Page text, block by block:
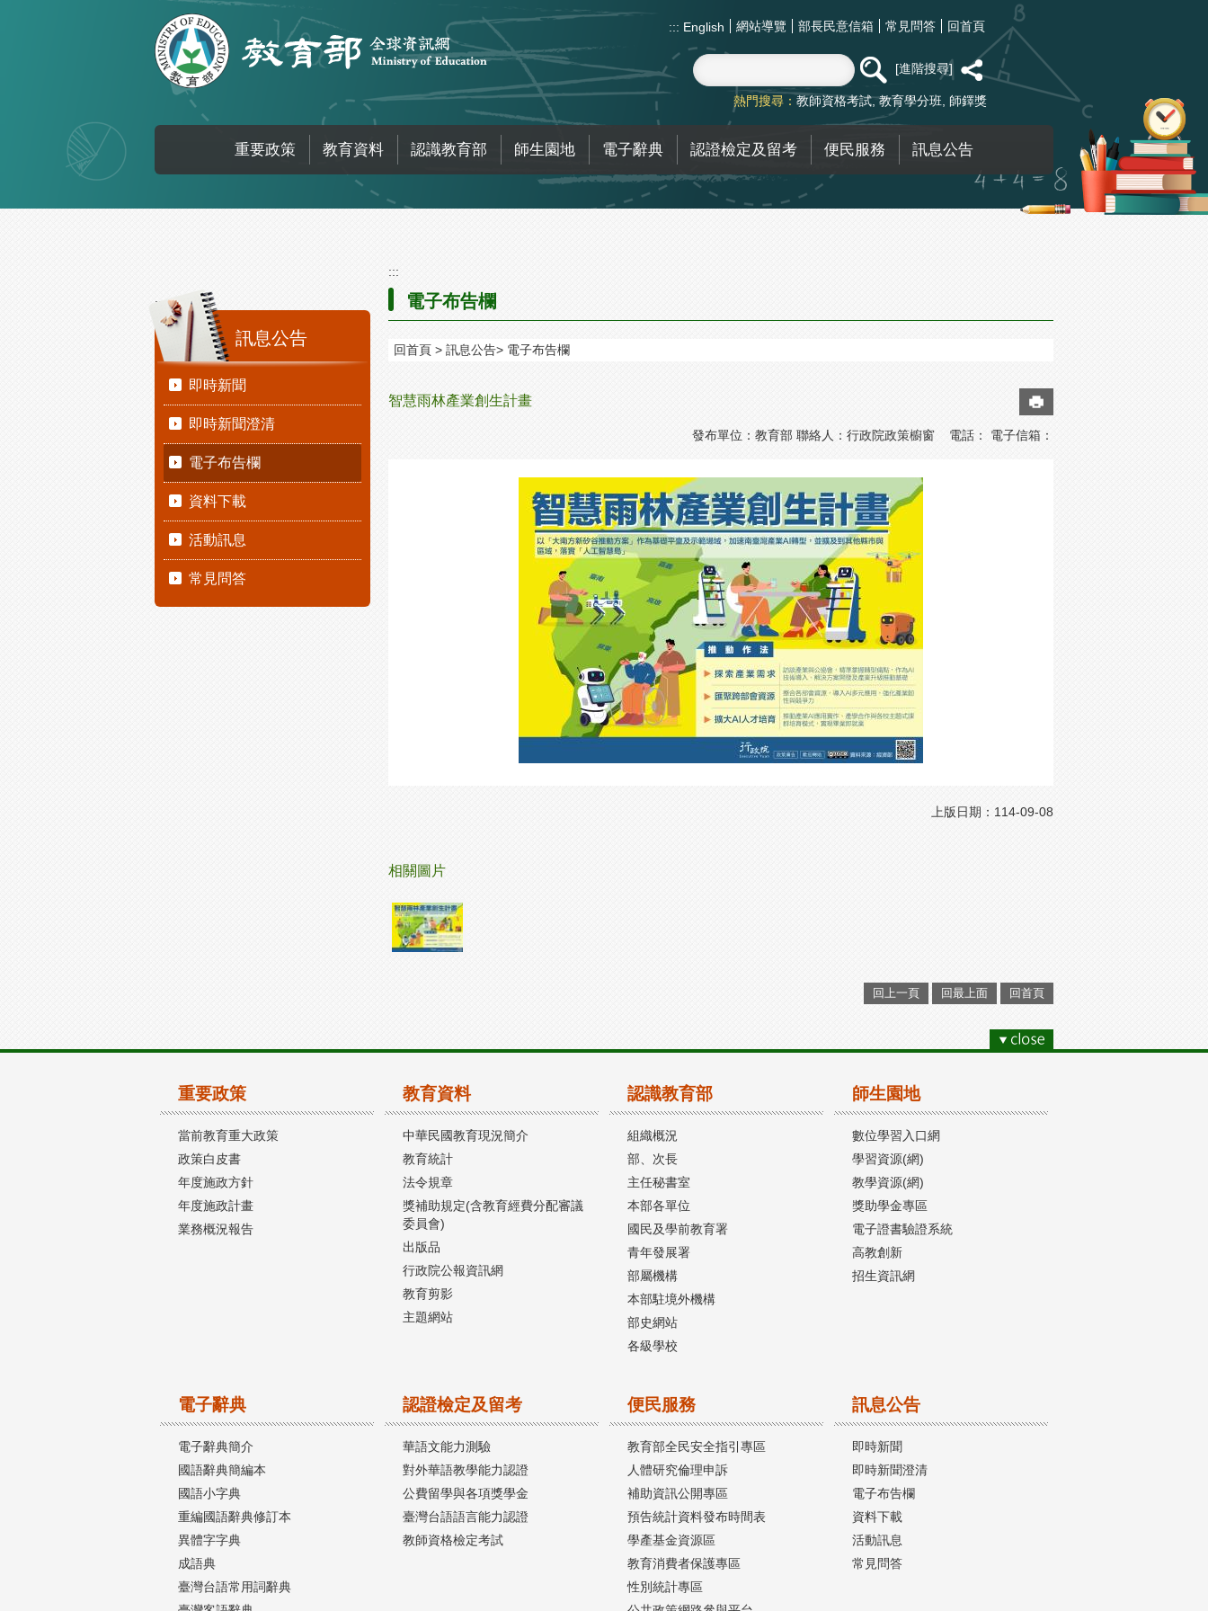
::: English 網站導覽 部長民意信箱 常見問答 回首頁
進階搜尋
熱門搜尋： 教師資格考試 教育學分班 師鐸獎
重要政策 教育資料 認識教育部 師生園地 電子辭典 認證檢定及留考 便民服務 訊息公告
:::
訊息公告
即時新聞
即時新聞澄清
電子布告欄
資料下載
活動訊息
常見問答
:::
電子布告欄
回首頁 訊息公告 電子布告欄
智慧雨林產業創生計畫
發布單位：教育部 聯絡人：行政院政策櫥窗 電話： 電子信箱：
上版日期：114-09-08
相關圖片
回上一頁 回最上面 回首頁
重要政策
當前教育重大政策
政策白皮書
年度施政方針
年度施政計畫
業務概況報告
教育資料
中華民國教育現況簡介
教育統計
法令規章
獎補助規定(含教育經費分配審議
委員會)
出版品
行政院公報資訊網
教育剪影
主題網站
認識教育部
組織概況
部、次長
主任秘書室
本部各單位
國民及學前教育署
青年發展署
部屬機構
本部駐境外機構
部史網站
各級學校
師生園地
數位學習入口網
學習資源(網)
教學資源(網)
獎助學金專區
電子證書驗證系統
高教創新
招生資訊網
電子辭典
電子辭典簡介
國語辭典簡編本
國語小字典
重編國語辭典修訂本
異體字字典
成語典
臺灣台語常用詞辭典
認證檢定及留考
華語文能力測驗
對外華語教學能力認證
公費留學與各項獎學金
臺灣台語語言能力認證
教師資格檢定考試
便民服務
教育部全民安全指引專區
人體研究倫理申訴
補助資訊公開專區
預告統計資料發布時間表
學產基金資源區
教育消費者保護專區
性別統計專區
訊息公告
即時新聞
即時新聞澄清
電子布告欄
資料下載
活動訊息
常見問答